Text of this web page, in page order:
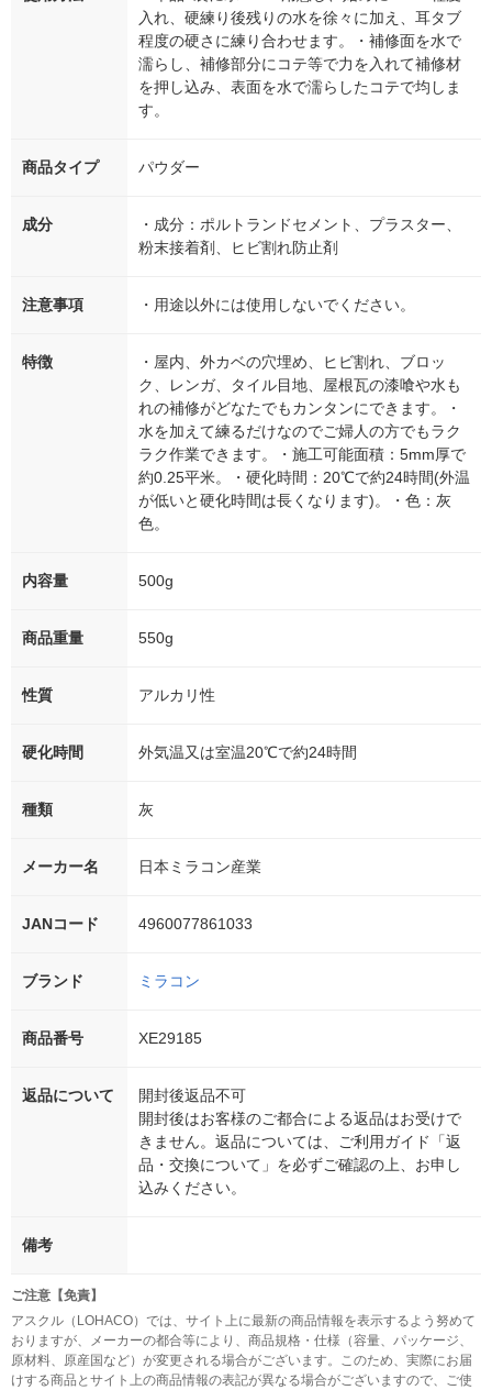
入れ、硬練り後残りの水を徐々に加え、耳タブ
程度の硬さに練り合わせます。・補修面を水で
濡らし、補修部分にコテ等で力を入れて補修材
を押し込み、表面を水で濡らしたコテで均しま
す。
商品タイプ パウダー
成分
・成分：ポルトランドセメント、プラスター、
粉末接着剤、ヒビ割れ防止剤
注意事項 ・用途以外には使用しないでください。
特徴
・屋内、外カベの穴埋め、ヒビ割れ、ブロッ
ク、レンガ、タイル目地、屋根瓦の漆喰や水も
れの補修がどなたでもカンタンにできます。・
水を加えて練るだけなのでご婦人の方でもラク
ラク作業できます。・施工可能面積：5mm厚で
約0.25平米。・硬化時間：20℃で約24時間(外温
が低いと硬化時間は長くなります)。・色：灰
色。
内容量 500g
商品重量 550g
性質 アルカリ性
硬化時間 外気温又は室温20℃で約24時間
種類 灰
メーカー名 日本ミラコン産業
JANコード 4960077861033
ブランド ミラコン
商品番号 XE29185
返品について
開封後返品不可
開封後はお客様のご都合による返品はお受けで
きません。返品については、ご利用ガイド「返
品・交換について」を必ずご確認の上、お申し
込みください。
備考
ご注意【免責】
アスクル（LOHACO）では、サイト上に最新の商品情報を表示するよう努めて
おりますが、メーカーの都合等により、商品規格・仕様（容量、パッケージ、
原材料、原産国など）が変更される場合がございます。このため、実際にお届
けする商品とサイト上の商品情報の表記が異なる場合がございますので、ご使